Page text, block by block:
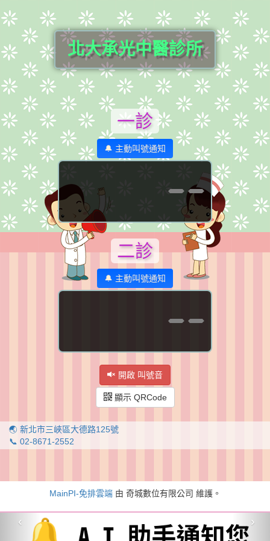
北大承光中醫診所
一診
🔔 主動叫號通知
--
二診
🔔 主動叫號通知
--
開啟 叫號音
顯示 QRCode
🌏 新北市三峽區大德路125號
📞 02-8671-2552
‹ ›
MainPI-免排雲端由 奇城數位有限公司 維護。